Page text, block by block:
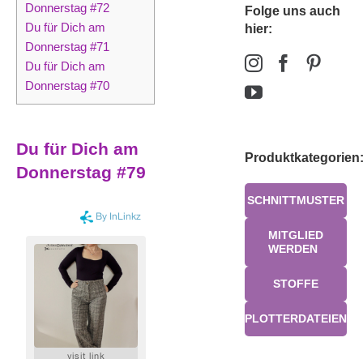
Donnerstag #72
Du für Dich am
Donnerstag #71
Du für Dich am
Donnerstag #70
Du für Dich am
Donnerstag #79
Folge uns auch
hier:
Produktkategorien:
SCHNITTMUSTER
MITGLIED
WERDEN
STOFFE
PLOTTERDATEIEN